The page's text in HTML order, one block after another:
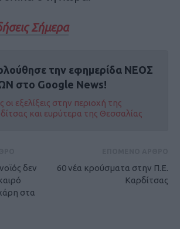
Σήμερα
την εφημερίδα ΝΕΟΣ
στο Google News!
οι εξελίξεις στην περιοχή της
και ευρύτερα της Θεσσαλίας
δεν
στα
60 νέα κρούσματα στην Π.Ε.
Καρδίτσας